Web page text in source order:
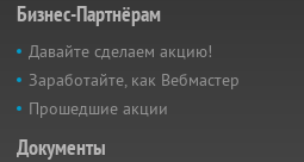
Бизнес-Партнёрам
Давайте сделаем акцию!
Заработайте, как Вебмастер
Прошедшие акции
Документы